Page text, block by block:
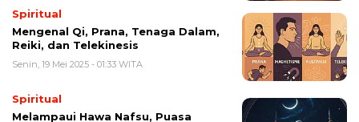
Spiritual
Mengenal Qi, Prana, Tenaga Dalam,
Reiki, dan Telekinesis
Senin, 19 Mei 2025 - 01:33 WITA
Spiritual
Melampaui Hawa Nafsu, Puasa